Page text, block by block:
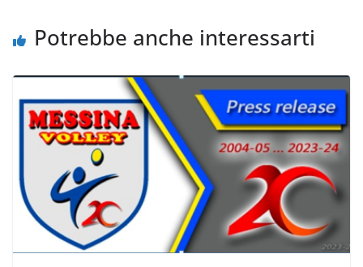
i
Potrebbe anche interessarti